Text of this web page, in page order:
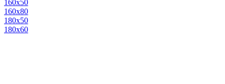
160х50
160х80
180х50
180х60